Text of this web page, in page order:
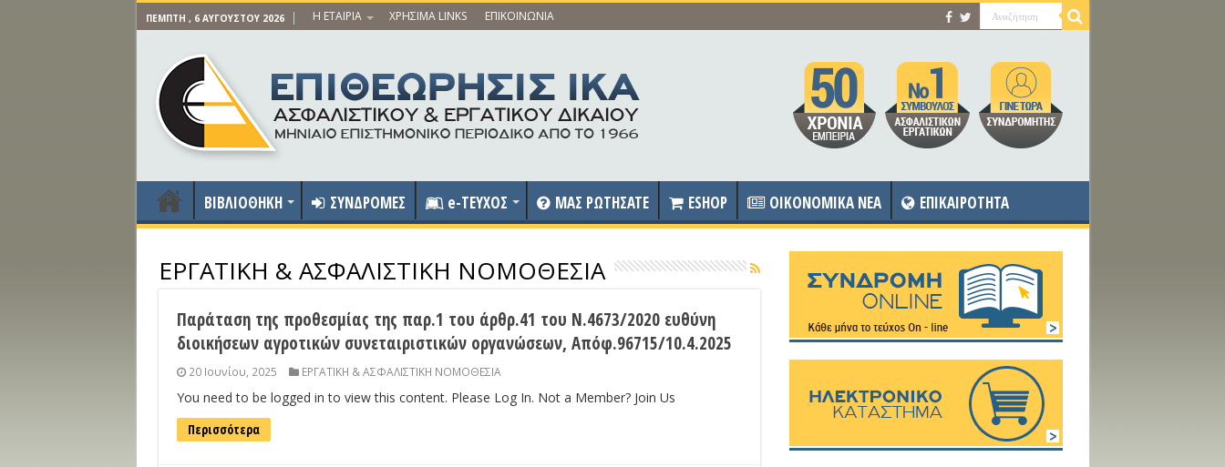
ΠΈΜΠΤΗ , 6 ΑΥΓΟΎΣΤΟΥ 2026 Η ΕΤΑΙΡΙΑ ΧΡΗΣΙΜΑ LINKS ΕΠΙΚΟΙΝΩΝΙΑ
ΒΙΒΛΙΟΘΗΚΗ ΣΥΝΔΡΟΜΕΣ e-ΤΕΥΧΟΣ ΜΑΣ ΡΩΤΗΣΑΤΕ ESHOP OIKONOMIKA NEA ΕΠΙΚΑΙΡΟΤΗΤΑ
ΕΡΓΑΤΙΚΗ & ΑΣΦΑΛΙΣΤΙΚΗ ΝΟΜΟΘΕΣΙΑ
Παράταση της προθεσμίας της παρ.1 του άρθρ.41 του Ν.4673/2020 ευθύνη
διοικήσεων αγροτικών συνεταιριστικών οργανώσεων, Απόφ.96715/10.4.2025
20 Ιουνίου, 2025 ΕΡΓΑΤΙΚΗ & ΑΣΦΑΛΙΣΤΙΚΗ ΝΟΜΟΘΕΣΙΑ
You need to be logged in to view this content. Please Log In. Not a Member? Join Us
Περισσότερα